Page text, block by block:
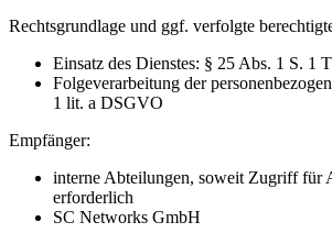
Rechtsgrundlage und ggf. verfolgte
Einsatz des Dienstes: § 25 Abs. 1 S. 1
Folgeverarbeitung der
1 lit. a DSGVO
Empfänger:
interne Abteilungen, soweit Zugriff für
erforderlich
SC Networks GmbH